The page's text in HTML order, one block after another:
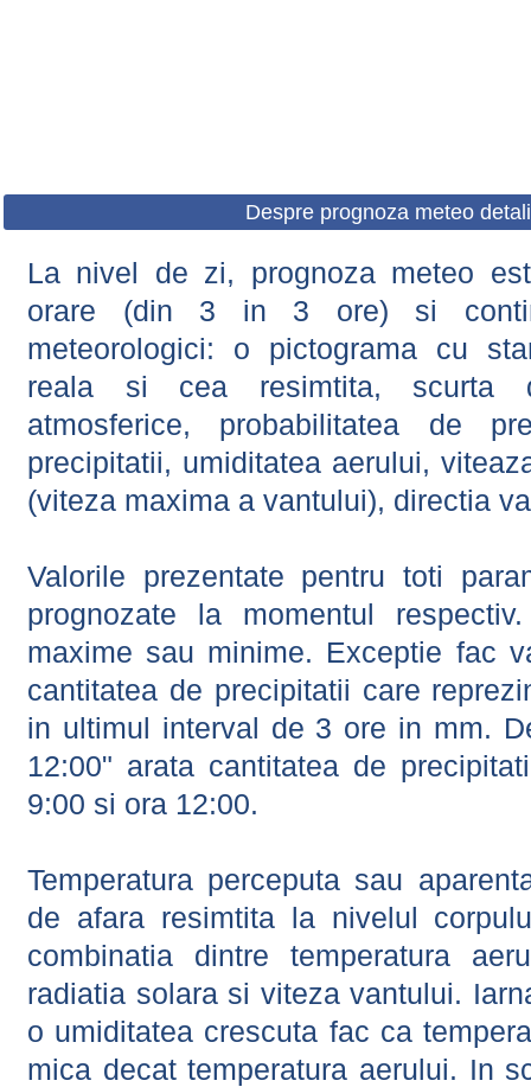
Despre prognoza meteo
La nivel de zi, prognoza meteo
orare (din 3 in 3 ore) si
meteorologici: o pictograma cu
reala si cea resimtita, scurta
atmosferice, probabilitatea de
precipitatii, umiditatea aerului,
(viteza maxima a vantului), directia
Valorile prezentate pentru toti
prognozate la momentul
maxime sau minime. Exceptie fac
cantitatea de precipitatii care
in ultimul interval de 3 ore in mm.
12:00" arata cantitatea de
9:00 si ora 12:00.
Temperatura perceputa sau
de afara resimtita la nivelul
combinatia dintre temperatura
radiatia solara si viteza vantului.
o umiditatea crescuta fac ca
mica decat temperatura aerului. In